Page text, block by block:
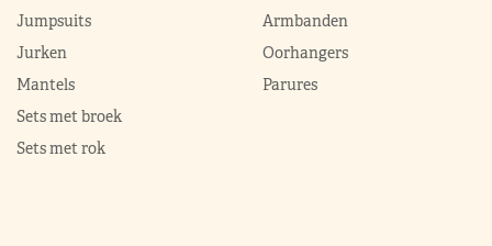
Jumpsuits
Jurken
Mantels
Sets met broek
Sets met rok
Armbanden
Oorhangers
Parures